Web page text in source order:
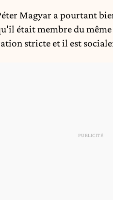
Magyar a pourtant
étaitmembre du
stricte et il est